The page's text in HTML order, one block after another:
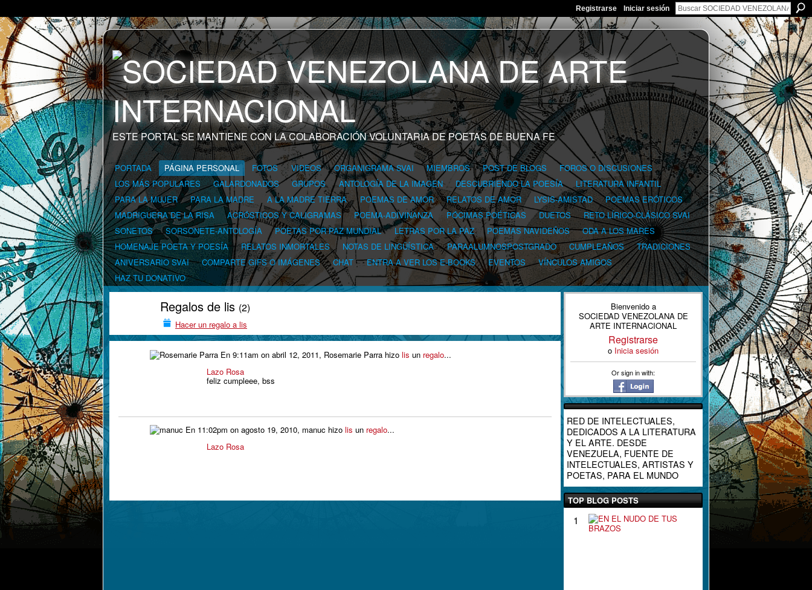
Registrarse Iniciar sesión
ESTE PORTAL SE MANTIENE CON LA COLABORACIÓN VOLUNTARIA DE POETAS DE BUENA FE
PORTADA PÁGINA PERSONAL FOTOS VIDEOS ORGANIGRAMA SVAI MIEMBROS POST DE BLOGS
FOROS O DISCUSIONES
LOS MÁS POPULARES
GALARDONADOS GRUPOS ANTOLOGÍA DE LA IMAGEN DESCUBRIENDO LA POESÍA
LITERATURA INFANTIL
PARA LA MUJER
PARA LA MADRE A LA MADRE TIERRA POEMAS DE AMOR RELATOS DE AMOR LYSIS-AMISTAD
POEMAS ERÓTICOS
MADRIGUERA DE LA RISA
ACRÓSTICOS Y CALIGRAMAS POEMA-ADIVINANZA PÓCIMAS POÉTICAS DUETOS
RETO LÍRICO-CLÁSICO SVAI
SONETOS
SORSONETE-ANTOLOGÍA POETAS POR PAZ MUNDIAL LETRAS POR LA PAZ POEMAS NAVIDEÑOS
ODA A LOS MARES
HOMENAJE POETA Y POESÍA
RELATOS INMORTALES NOTAS DE LINGÜÍSTICA PARAALUMNOSPOSTGRADO CUMPLEAÑOS
TRADICIONES
ANIVERSARIO SVAI
COMPARTE GIFS O IMÁGENES CHAT ENTRA A VER LOS E-BOOKS EVENTOS
VÍNCULOS AMIGOS
HAZ TU DONATIVO
Regalos de lis (2)
Hacer un regalo a lis
En 9:11am on abril 12, 2011, Rosemarie Parra hizo lis un regalo...
Lazo Rosa
feliz cumpleee, bss
En 11:02pm on agosto 19, 2010, manuc hizo lis un regalo...
Lazo Rosa
Bienvenido a
SOCIEDAD VENEZOLANA DE
ARTE INTERNACIONAL
Registrarse
o Inicia sesión
Or sign in with:
RED DE INTELECTUALES,
DEDICADOS A LA LITERATURA
Y EL ARTE. DESDE
VENEZUELA, FUENTE DE
INTELECTUALES, ARTISTAS Y
POETAS, PARA EL MUNDO
TOP BLOG POSTS
1